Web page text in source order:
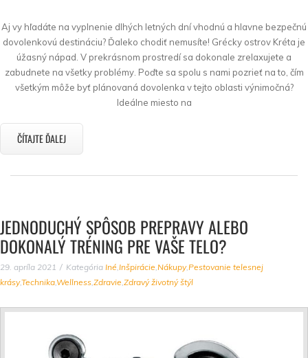
Aj vy hľadáte na vyplnenie dlhých letných dní vhodnú a hlavne bezpečnú
dovolenkovú destináciu? Ďaleko chodiť nemusíte! Grécky ostrov Kréta je
úžasný nápad. V prekrásnom prostredí sa dokonale zrelaxujete a
zabudnete na všetky problémy. Poďte sa spolu s nami pozrieť na to, čím
všetkým môže byť plánovaná dovolenka v tejto oblasti výnimočná?
Ideálne miesto na
ČÍTAJTE ĎALEJ
JEDNODUCHÝ SPÔSOB PREPRAVY ALEBO
DOKONALÝ TRÉNING PRE VAŠE TELO?
29. apríla 2021 Kategória Iné,Inšpirácie,Nákupy,Pestovanie telesnej
krásy,Technika,Wellness,Zdravie,Zdravý životný štýl